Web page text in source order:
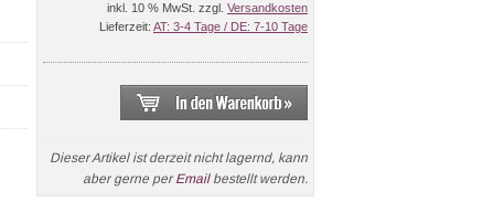
inkl. 10 % MwSt. zzgl. Versandkosten
Lieferzeit: AT: 3-4 Tage / DE: 7-10 Tage
Dieser Artikel ist derzeit nicht lagernd, kann
aber gerne perEmailbestellt werden.